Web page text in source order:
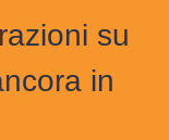
su
in